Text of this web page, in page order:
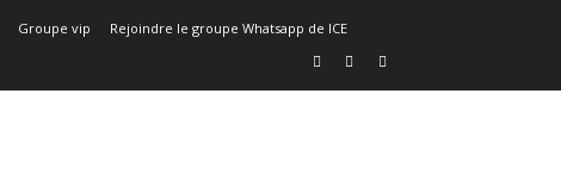
Groupe vip Rejoindre le groupe Whatsapp de ICE